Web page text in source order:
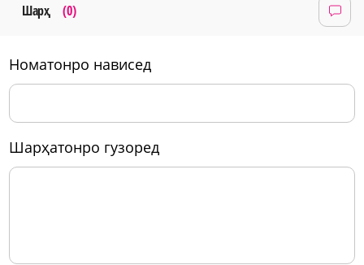
Шарҳ (0)
номатонро нависед
шарҳатонро гузоред